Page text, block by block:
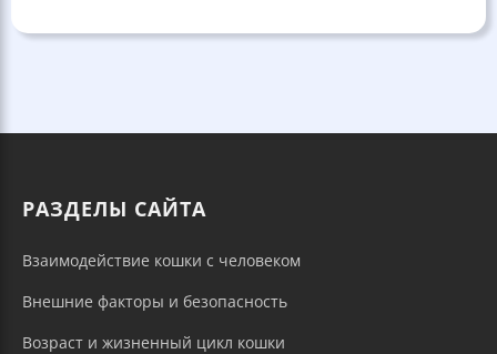
РАЗДЕЛЫ САЙТА
Взаимодействие кошки с человеком
Внешние факторы и безопасность
Возраст и жизненный цикл кошки